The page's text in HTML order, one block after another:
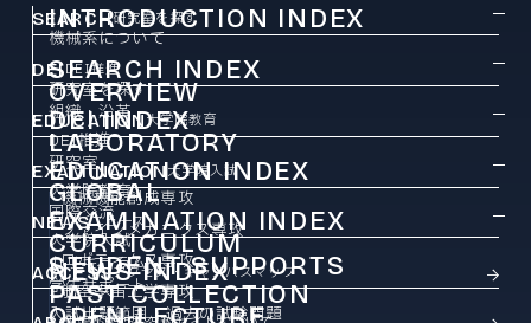
INTRODUCTION INDEX
機械系について
OVERVIEW
組織・沿革
SEARCH研究室を探す
SEARCH INDEX
研究室を探す
LABORATORY
研究室
機械機能創成専攻
ファインメカニクス専攻
ロボティクス専攻
航空宇宙工学専攻
DEIDEI推進
DEI INDEX
DEI推進
GLOBAL
国際交流
STUDENT SUPPORTS
学生サポート
EDUCATION大学院教育
EDUCATION INDEX
大学院教育
CURRICULUM
カリキュラム
OPEN LECTURE
EXAMINATION大学院入試
EXAMINATION INDEX
大学院入試
PAST COLLECTION
入試出題範囲・過去の試験問題
NEWSニュース
NEWS INDEX
ニュース
ACCESSアクセス・キャンパスマップ